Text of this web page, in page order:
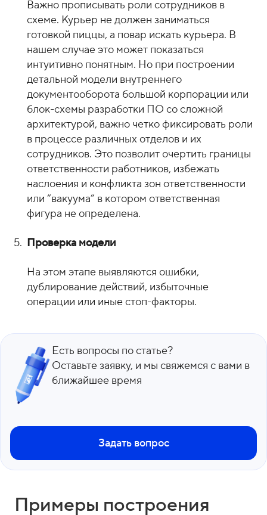
Важно прописывать роли сотрудников в
схеме. Курьер не должен заниматься
готовкой пиццы, а повар искать курьера. В
нашем случае это может показаться
интуитивно понятным. Но при построении
детальной модели внутреннего
документооборота большой корпорации или
блок-схемы разработки ПО со сложной
архитектурой, важно четко фиксировать роли
в процессе различных отделов и их
сотрудников. Это позволит очертить границы
ответственности работников, избежать
наслоения и конфликта зон ответственности
или “вакуума” в котором ответственная
фигура не определена.
Проверка модели
На этом этапе выявляются ошибки,
дублирование действий, избыточные
операции или иные стоп-факторы.
Есть вопросы по статье?
Оставьте заявку, и мы свяжемся с вами в
ближайшее время
Задать вопрос
Примеры построения